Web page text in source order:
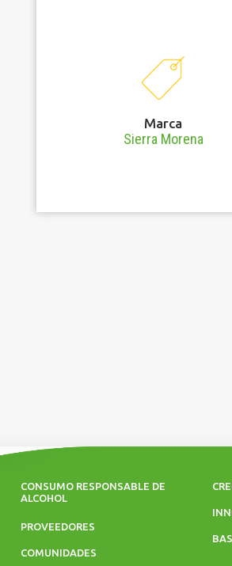
Marca
Sierra Morena
CONSUMO RESPONSABLE DE
ALCOHOL
PROVEEDORES
COMUNIDADES